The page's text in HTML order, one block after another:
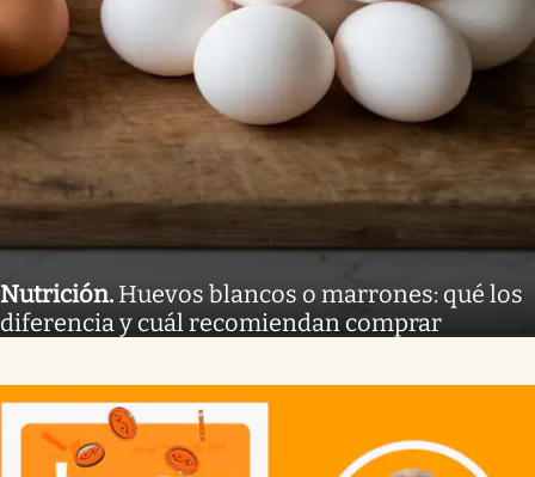
Nutrición. Huevos blancos o marrones: qué los
diferencia y cuál recomiendan comprar